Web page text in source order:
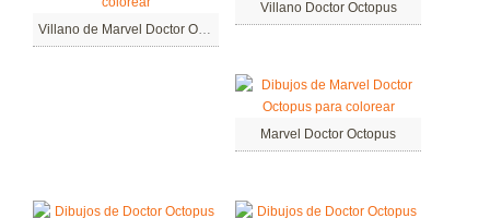
Villano de Marvel Doctor Octopus
Villano Doctor Octopus
Marvel Doctor Octopus